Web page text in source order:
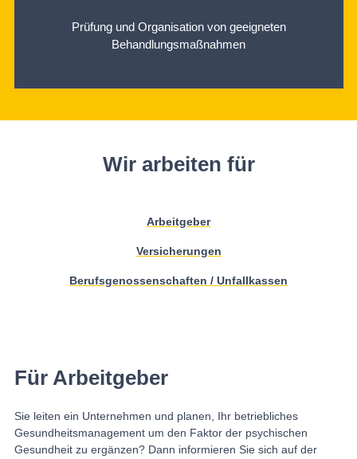
Prüfung und Organisation von geeigneten
Behandlungsmaßnahmen
Wir arbeiten für
Arbeitgeber
Versicherungen
Berufsgenossenschaften / Unfallkassen
Für Arbeitgeber
Sie leiten ein Unternehmen und planen, Ihr betriebliches
Gesundheitsmanagement um den Faktor der psychischen
Gesundheit zu ergänzen? Dann informieren Sie sich auf der